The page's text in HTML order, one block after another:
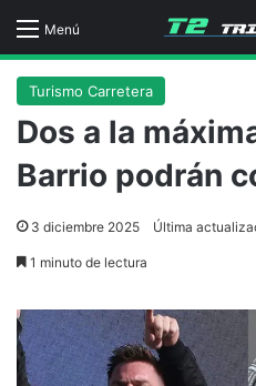
Menú
Turismo Carretera
Dos a la
Barrio podrán
3 diciembre 2025 Última
1 minuto de lectura